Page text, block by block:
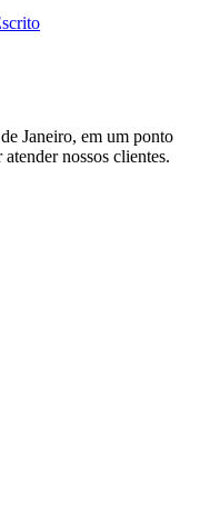
Janeiro, em um ponto
nossos clientes.